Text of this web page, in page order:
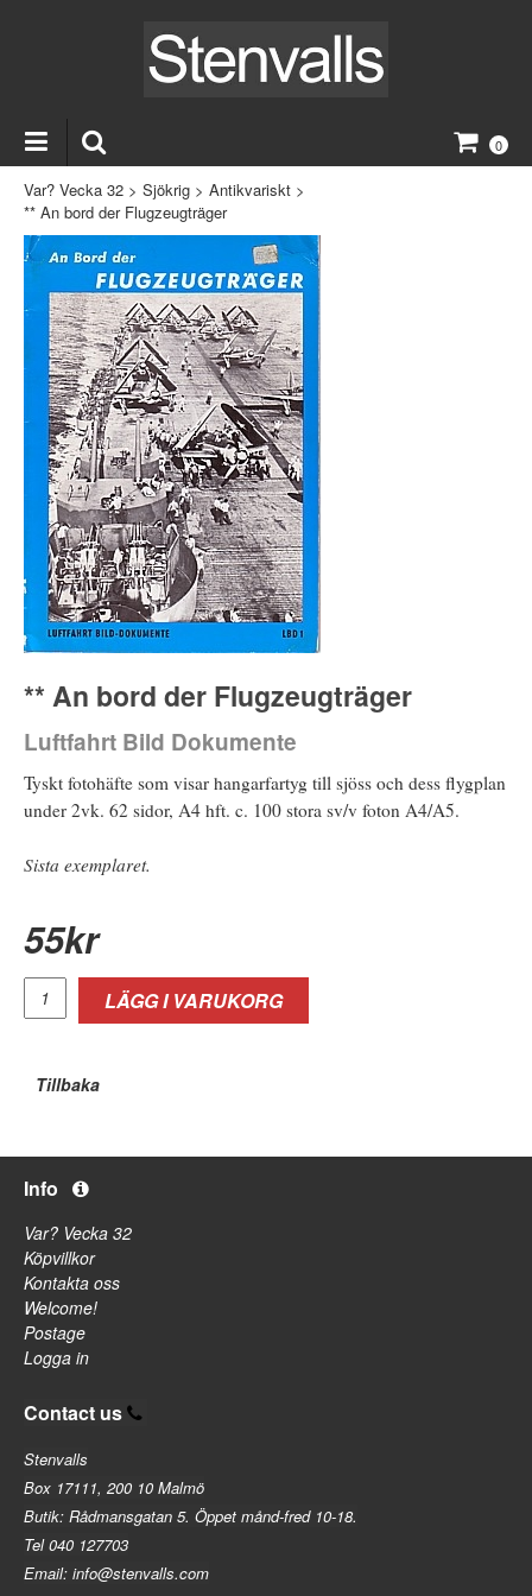
0
Var? Vecka 32 > Sjökrig > Antikvariskt >
** An bord der Flugzeugträger
** An bord der Flugzeugträger
Luftfahrt Bild Dokumente
Tyskt fotohäfte som visar hangarfartyg till sjöss och dess flygplan
under 2vk. 62 sidor, A4 hft. c. 100 stora sv/v foton A4/A5.
Sista exemplaret.
55kr
LÄGG I VARUKORG
Tillbaka
Info
Var? Vecka 32
Köpvillkor
Kontakta oss
Welcome!
Postage
Logga in
Contact us
Stenvalls
Box 17111, 200 10 Malmö
Butik: Rådmansgatan 5. Öppet månd-fred 10-18.
Tel 040 127703
Email: info@stenvalls.com